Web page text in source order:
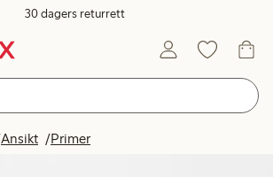
30 dagers returrett
Ansikt Primer